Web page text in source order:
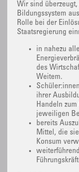
Wir sind
Bildungssystem
Rolle bei der
Staatsregierung
in nahezu
des
Weitem.
ihrer
Handeln
jeweiligen
bereits
Mittel, die
Konsum